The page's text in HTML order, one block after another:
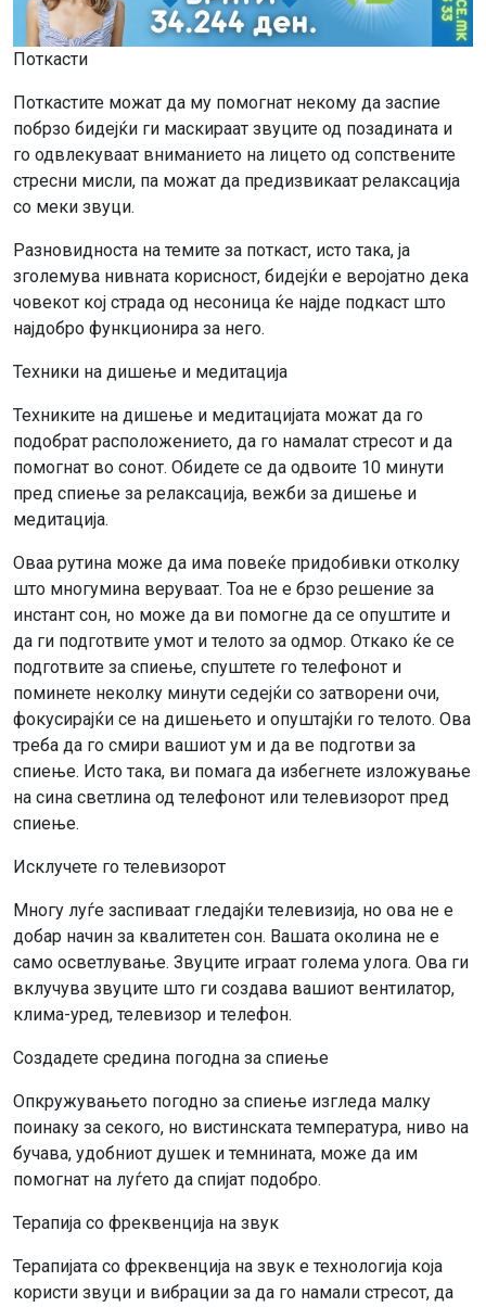
Поткасти
Поткастите можат да му помогнат некому да заспие
побрзо бидејќи ги маскираат звуците од позадината и
го одвлекуваат вниманието на лицето од сопствените
стресни мисли, па можат да предизвикаат релаксација
со меки звуци.
Разновидноста на темите за поткаст, исто така, ја
зголемува нивната корисност, бидејќи е веројатно дека
човекот кој страда од несоница ќе најде подкаст што
најдобро функционира за него.
Техники на дишење и медитација
Техниките на дишење и медитацијата можат да го
подобрат расположението, да го намалат стресот и да
помогнат во сонот. Обидете се да одвоите 10 минути
пред спиење за релаксација, вежби за дишење и
медитација.
Оваа рутина може да има повеќе придобивки отколку
што многумина веруваат. Тоа не е брзо решение за
инстант сон, но може да ви помогне да се опуштите и
да ги подготвите умот и телото за одмор. Откако ќе се
подготвите за спиење, спуштете го телефонот и
поминете неколку минути седејќи со затворени очи,
фокусирајќи се на дишењето и опуштајќи го телото. Ова
треба да го смири вашиот ум и да ве подготви за
спиење. Исто така, ви помага да избегнете изложување
на сина светлина од телефонот или телевизорот пред
спиење.
Исклучете го телевизорот
Многу луѓе заспиваат гледајќи телевизија, но ова не е
добар начин за квалитетен сон. Вашата околина не е
само осветлување. Звуците играат голема улога. Ова ги
вклучува звуците што ги создава вашиот вентилатор,
клима-уред, телевизор и телефон.
Создадете средина погодна за спиење
Опкружувањето погодно за спиење изгледа малку
поинаку за секого, но вистинската температура, ниво на
бучава, удобниот душек и темнината, може да им
помогнат на луѓето да спијат подобро.
Терапија со фреквенција на звук
Терапијата со фреквенција на звук е технологија која
користи звуци и вибрации за да го намали стресот, да